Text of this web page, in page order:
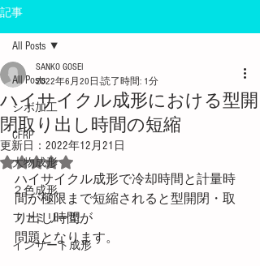
記事
All Posts
シボ加工
CFRP
大物成形
２色成形
ファミリー型
インサート成形
All Posts
ハイサイクル成形における型開
閉取り出し時間の短縮
SANKO GOSEI
2022年6月20日 読了時間: 1分
更新日： 2022年12月21日
5つ星のうちNaNと評価されています。
ハイサイクル成形で冷却時間と計量時
間が極限まで短縮されると型開閉・取
り出し時間が
問題となります。